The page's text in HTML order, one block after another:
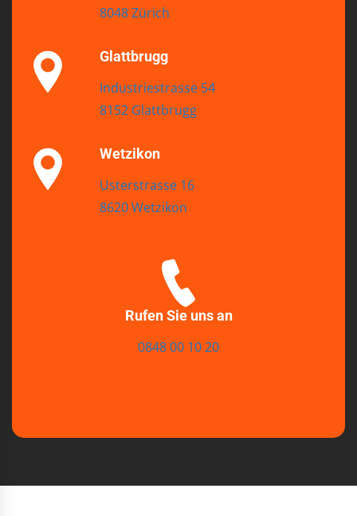
8048 Zürich
Glattbrugg
Industriestrasse 54
8152 Glattbrugg
Wetzikon
Usterstrasse 16
8620 Wetzikon
Rufen Sie uns an
0848 00 10 20